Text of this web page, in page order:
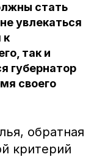
стать
увлекаться
к
так и
губернатор
своего
обратная
критерий